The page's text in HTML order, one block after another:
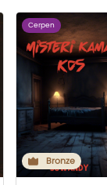
Cerpen
Bronze